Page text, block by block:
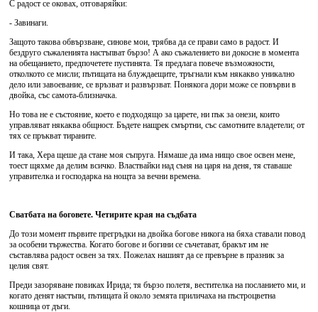
С радост се оковах, отговаряйки:
- Завинаги.
Защото такова обвързване, синове мои, трябва да се прави само в радост. И
бездруго съжаленията настъпват бързо! А ако съжалението ви докосне в момента
на обещанието, предпочетете пустинята. Тя предлага повече възможности,
отколкото се мисли; пътищата на блуждаещите, тръгнали към някакво уникално
дело или завоевание, се връзват и развързват. Понякога дори може се повърви в
двойка, със самота-близначка.
Но това не е състояние, което е подходящо за царете, ни пък за онези, които
управляват някаква общност. Бъдете нащрек смъртни, със самотните владетели; от
тях се пръкват тираните.
И така, Хера щеше да стане моя съпруга. Нямаше да има нищо свое освен мене,
тоест щяхме да делим всичко. Властвайки над съня на царя на деня, тя ставаше
управителка и господарка на нощта за вечни времена.
Сватбата на боговете. Четирите края на съдбата
До този момент първите прегръдки на двойка богове никога на бяха ставали повод
за особени тържества. Когато богове и богини се съчетават, бракът им не
съставлява радост освен за тях. Пожелах нашият да се превърне в празник за
целия свят.
Преди зазоряване повиках Ирида; тя бързо полетя, вестителка на посланието ми, и
когато денят настъпи, пътищата й около земята приличаха на пъстроцветна
кошница от дъги.